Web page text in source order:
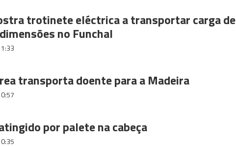
trotinete eléctrica a transportar carga de
no Funchal
transporta doente para a Madeira
por palete na cabeça